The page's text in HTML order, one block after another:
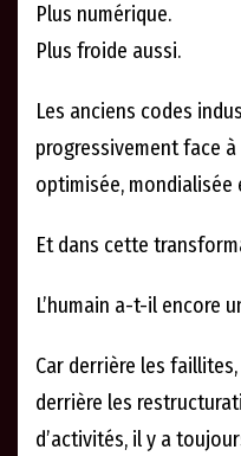
Plus numérique.
Plus froide aussi.
Les anciens codes
progressivement face
optimisée, mondialisée
Et dans cette
L’humain a-t-il encore
Car derrière les
derrière les
d’activités, il y a